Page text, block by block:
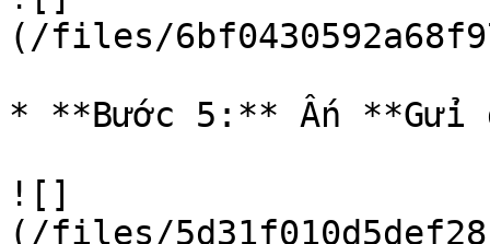
(/files/
* **Bước 5:** Ấn **Gửi
![]
(/files/